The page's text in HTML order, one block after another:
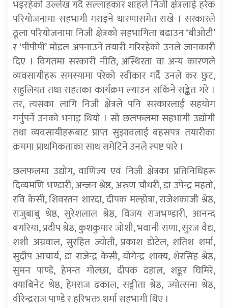
भइरहेको उल्लेख गर्दै सल्लाहकार शाहले निजी क्षेत्रलाई हरेक
परियोजनामा सहभागी गराइने धारणासमेत राखे । सरकारले
ठूला परियोजनामा निजी क्षेत्रको सहभागिता बढाउन ‘बीओटी’
र ‘पीपीपी’ मोडल अपनाउने तयारी गरिरहेको उनले जानकारी
दिए । विगतमा सरकारी नीति, अस्थिरता वा अन्य कारणले
व्यवसायीहरू समस्यामा परेको स्वीकार गर्दै उनले कर छुट,
सहुलियत तथा राहतका कार्यक्रम ल्याउन सकिने सङ्केत गरे ।
तर, त्यसका लागि निजी क्षेत्रले पनि सरकारलाई सहयोग
गर्नुपर्ने उनको भनाइ थियो । सो छलफलमा सहभागी उद्योगी
तथा व्यवसायीहरूबाट प्राप्त सुझावलाई बहसपत्र तयारीका
क्रममा प्राथमिकताका साथ समेटिने उनले स्पष्ट पारे ।
छलफलमा उद्योग, वाणिज्य एवं निजी क्षेत्रका प्रतिनिधिहरू
दिव्यमणि भण्डारी, अन्जन श्रेष्ठ, अरुण चौधरी, डा उपेन्द्र महतो,
रवि केसी, शिवरतन शारदा, दीपक मल्होत्रा, राजेशकाजी श्रेष्ठ,
राजुबाबु श्रेष्ठ, सुरेशलाल श्रेष्ठ, विजय राजभण्डारी, आनन्द
बगरिया, प्रदीप श्रेष्ठ, कुशकुमार जोशी, भवानी राणा, सुरज वैद्य,
शशी अग्रवाल, सुरहित ज्योती, प्रकाश डोटेल, शतिश शर्मा,
सुदीप आचार्य, डा राजेन्द्र केसी, योगेन्द्र शाक्य, शेरसिंह श्रेष्ठ,
सुमन पाण्डे, हेमन्त गोल्छा, दीपक दहाल, शङ्कर घिमिरे,
क्याबिनेट श्रेष्ठ, हेमराज ढकाल, सङ्गीता श्रेष्ठ, ज्योत्सना श्रेष्ठ,
वीरेन्द्रराज पाण्डे र हरिभक्त शर्मा सहभागी थिए ।